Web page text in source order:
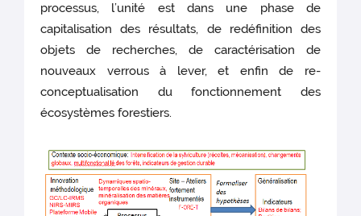
processus, l’unité est dans une phase de
capitalisation des résultats, de redéfinition des
objets de recherches, de caractérisation de
nouveaux verrous à lever, et enfin de re-
conceptualisation du fonctionnement des
écosystèmes forestiers.